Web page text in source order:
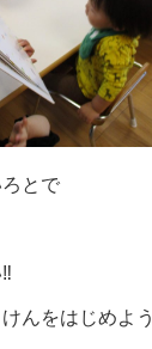
とで
‼️
んをはじめよう